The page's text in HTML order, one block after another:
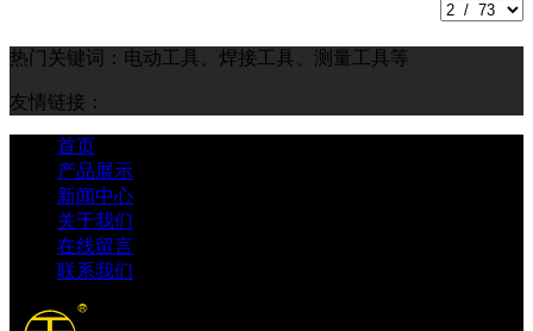
热门关键词：电动工具、焊接工具、测量工具等
友情链接：
首页
产品展示
新闻中心
关于我们
在线留言
联系我们